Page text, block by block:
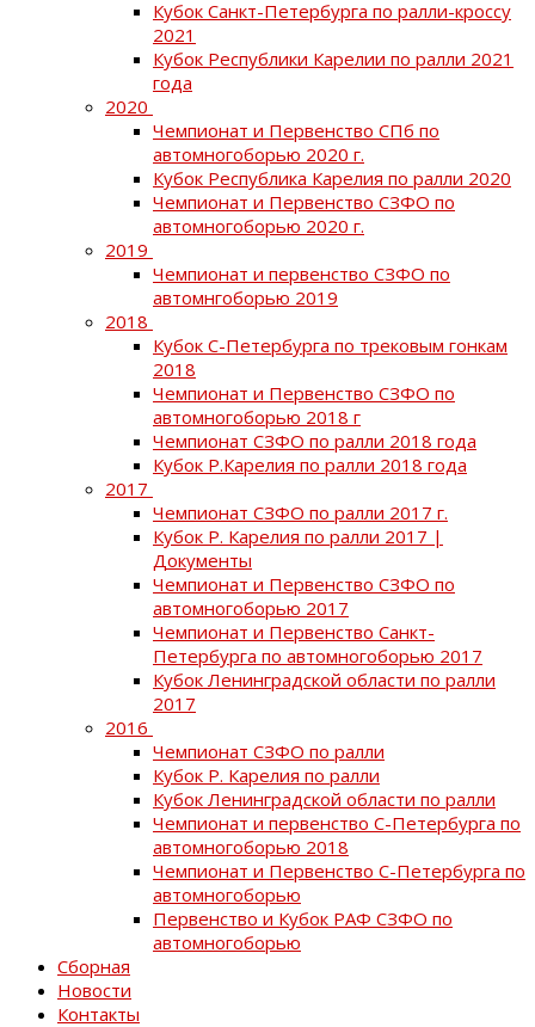
Кубок Санкт-Петербурга по ралли-кроссу
2021
Кубок Республики Карелии по ралли 2021
года
2020
Чемпионат и Первенство СПб по
автомногоборью 2020 г.
Кубок Республика Карелия по ралли 2020
Чемпионат и Первенство СЗФО по
автомногоборью 2020 г.
2019
Чемпионат и первенство СЗФО по
автомнгоборью 2019
2018
Кубок С-Петербурга по трековым гонкам
2018
Чемпионат и Первенство СЗФО по
автомногоборью 2018 г
Чемпионат СЗФО по ралли 2018 года
Кубок Р.Карелия по ралли 2018 года
2017
Чемпионат СЗФО по ралли 2017 г.
Кубок Р. Карелия по ралли 2017 |
Документы
Чемпионат и Первенство СЗФО по
автомногоборью 2017
Чемпионат и Первенство Санкт-
Петербурга по автомногоборью 2017
Кубок Ленинградской области по ралли
2017
2016
Чемпионат СЗФО по ралли
Кубок Р. Карелия по ралли
Кубок Ленинградской области по ралли
Чемпионат и первенство С-Петербурга по
автомногоборью 2018
Чемпионат и Первенство С-Петербурга по
автомногоборью
Первенство и Кубок РАФ СЗФО по
автомногоборью
Сборная
Новости
Контакты